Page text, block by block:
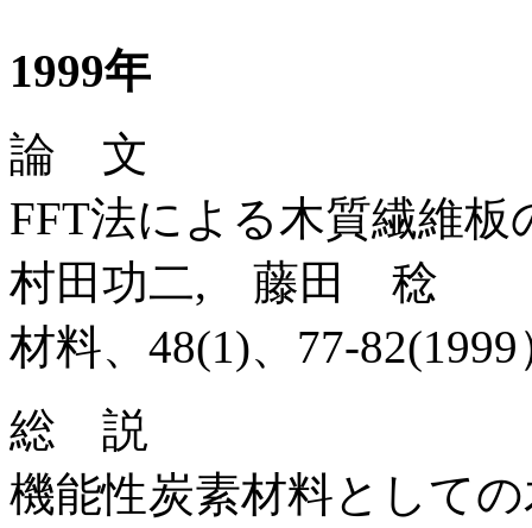
1999年
論 文
FFT法による木質繊維板
村田功二, 藤田 稔
材料、48(1)、77-82(1999
総 説
機能性炭素材料として